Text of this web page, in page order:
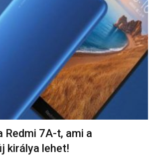
Redmi 7A-t, ami a
királya lehet!